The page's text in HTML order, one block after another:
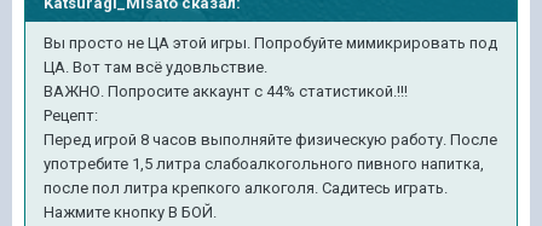
Вы просто не ЦА этой игры. Попробуйте мимикрировать под
ЦА. Вот там всё удовльствие.
ВАЖНО. Попросите аккаунт с 44% статистикой.!!!
Рецепт:
Перед игрой 8 часов выполняйте физическую работу. После
употребите 1,5 литра слабоалкогольного пивного напитка,
после пол литра крепкого алкоголя. Садитесь играть.
Нажмите кнопку В БОЙ.